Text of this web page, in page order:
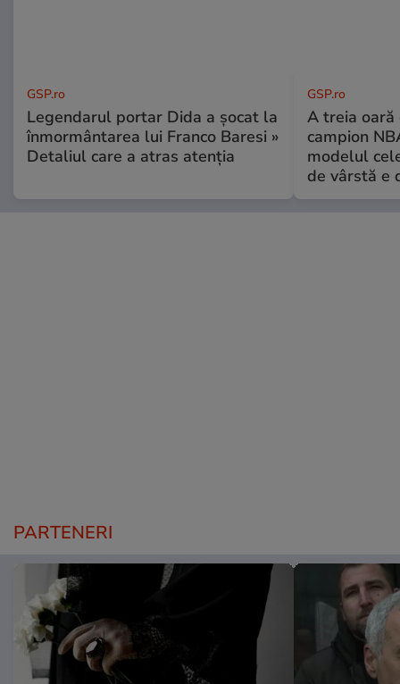
GSP.ro
Legendarul portar Dida a șocat la
înmormântarea lui Franco Baresi »
Detaliul care a atras atenția
GSP.ro
A treia oară
campion
modelul
de vârstă e
PARTENERI